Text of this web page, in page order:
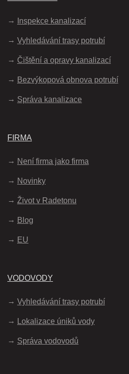
Inspekce kanalizací
Vyhledávání trasy potrubí
Čištění a opravy kanalizací
Bezvýkopová obnova potrubí
Správa kanalizace
FIRMA
Není firma jako firma
Novinky
Život v Radetonu
Blog
EU
VODOVODY
Vyhledávání trasy potrubí
Lokalizace úniků vody
Správa vodovodů